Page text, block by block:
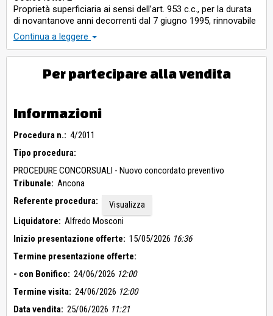
Proprietà superficiaria ai sensi dell’art. 953 c.c., per la durata
di novantanove anni decorrenti dal 7 giugno 1995, rinnovabile
alla scadenza per egual periodo, di un negozio al piano S1
identificato con l’interno “13”, censito al Catasto Urbano di
Cattolica
Continua a leggere
Per partecipare alla vendita
Informazioni
Procedura n.: 4/2011
Tipo procedura:
PROCEDURE CONCORSUALI - Nuovo concordato preventivo
Tribunale: Ancona
Referente procedura:
Visualizza
Liquidatore: Alfredo Mosconi
Inizio presentazione offerte: 15/05/2026 16:36
Termine presentazione offerte:
- con Bonifico: 24/06/2026 12:00
Termine visita: 24/06/2026 12:00
Data vendita: 25/06/2026 11:21